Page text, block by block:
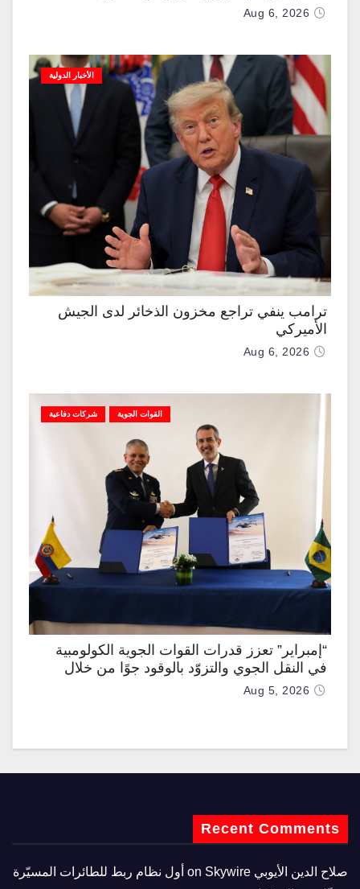
Aug 6, 2026
الأخبار الدولية
ترامب ينفي تراجع مخزون الذخائر لدى الجيش
الأميركي
Aug 6, 2026
القوات الجوية شركات دفاعية
“إمبراير” تعزز قدرات القوات الجوية الكولومبية
في النقل الجوي والتزوّد بالوقود جوًا من خلال
تزويدها بطائرتي “كيه سي-390 ميلينيوم”
Aug 5, 2026
Recent Comments
صلاح الدين الأيوبي
Skywire أول نظام ربط للطائرات المسيّرة